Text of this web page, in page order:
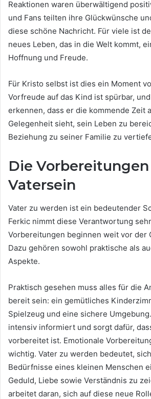
Reaktionen waren überwältigend
und Fans teilten ihre Glückwünsche
diese schöne Nachricht. Für viele ist
neues Leben, das in die Welt kommt,
Hoffnung und Freude.
Für Kristo selbst ist dies ein Moment
Vorfreude auf das Kind ist spürbar,
erkennen, dass er die kommende Zeit
Gelegenheit sieht, sein Leben zu
Beziehung zu seiner Familie zu
Die
Vatersein
Vater zu werden ist ein bedeutender
Ferkic nimmt diese Verantwortung
Vorbereitungen beginnen weit vor der
Dazu gehören sowohl praktische als
Aspekte.
Praktisch gesehen muss alles für die
bereit sein: ein gemütliches
Spielzeug und eine sichere
intensiv informiert und sorgt dafür,
vorbereitet ist. Emotionale
wichtig. Vater zu werden bedeutet,
Bedürfnisse eines kleinen Menschen
Geduld, Liebe sowie Verständnis zu
arbeitet daran, sich auf diese neue